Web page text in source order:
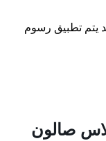
يتم تطبيق رسوم
صالون